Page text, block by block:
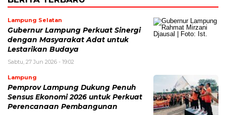
Lampung Selatan
Gubernur Lampung Perkuat Sinergi
dengan Masyarakat Adat untuk
Lestarikan Budaya
Sabtu, 27 Jun 2026 - 19:02
Lampung
Pemprov Lampung Dukung Penuh
Sensus Ekonomi 2026 untuk Perkuat
Perencanaan Pembangunan